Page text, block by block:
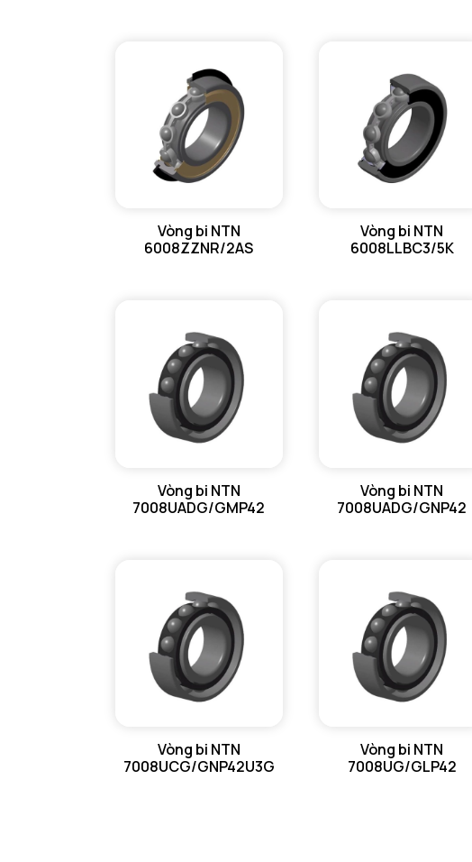
MÁY GIA NHIỆT NTN
Vòng bi NTN
6008ZZNR/2AS
Vòng bi NTN
6008LLBC3/5K
Vòng bi NTN
7008UADG/GMP42
Vòng bi NTN
7008UADG/GNP42
Vòng bi NTN
7008UCG/GNP42U3G
Vòng bi NTN
7008UG/GLP42